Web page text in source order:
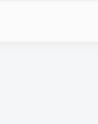
ответственность и